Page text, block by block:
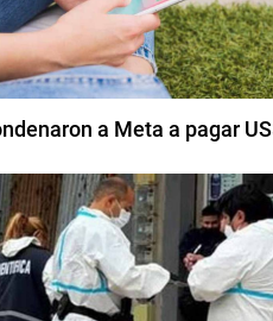
a Meta a pagar